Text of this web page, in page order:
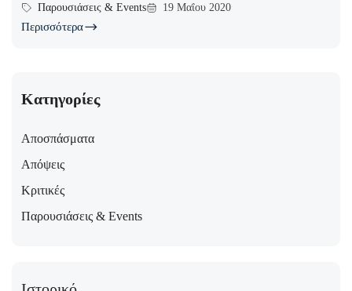
Παρουσιάσεις & Events 19 Μαΐου 2020
Περισσότερα
Κατηγορίες
Αποσπάσματα
Απόψεις
Κριτικές
Παρουσιάσεις & Events